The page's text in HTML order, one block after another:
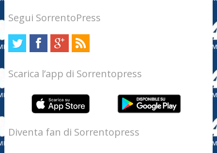
Segui SorrentoPress
Scarica l’app di Sorrentopress
Diventa fan di Sorrentopress